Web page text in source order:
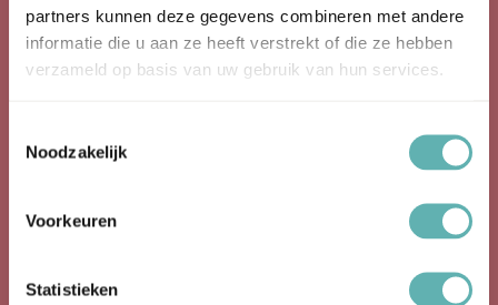
partners kunnen deze gegevens combineren met andere
informatie die u aan ze heeft verstrekt of die ze hebben
verzameld op basis van uw gebruik van hun services.
Noodzakelijk
Voorkeuren
Statistieken
Baking Queen is een webwinkel die gespecialiseerd is in de
verkoop van bakartikelen.
Baking Queen is opgestart in 2016.